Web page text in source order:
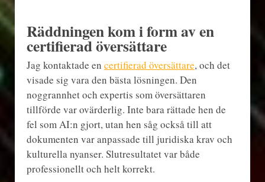
Räddningen kom i form av en
certifierad översättare
Jag kontaktade en certifierad översättare, och det
visade sig vara den bästa lösningen. Den
noggrannhet och expertis som översättaren
tillförde var ovärderlig. Inte bara rättade hen de
fel som AI:n gjort, utan hen såg också till att
dokumenten var anpassade till juridiska krav och
kulturella nyanser. Slutresultatet var både
professionellt och helt korrekt.